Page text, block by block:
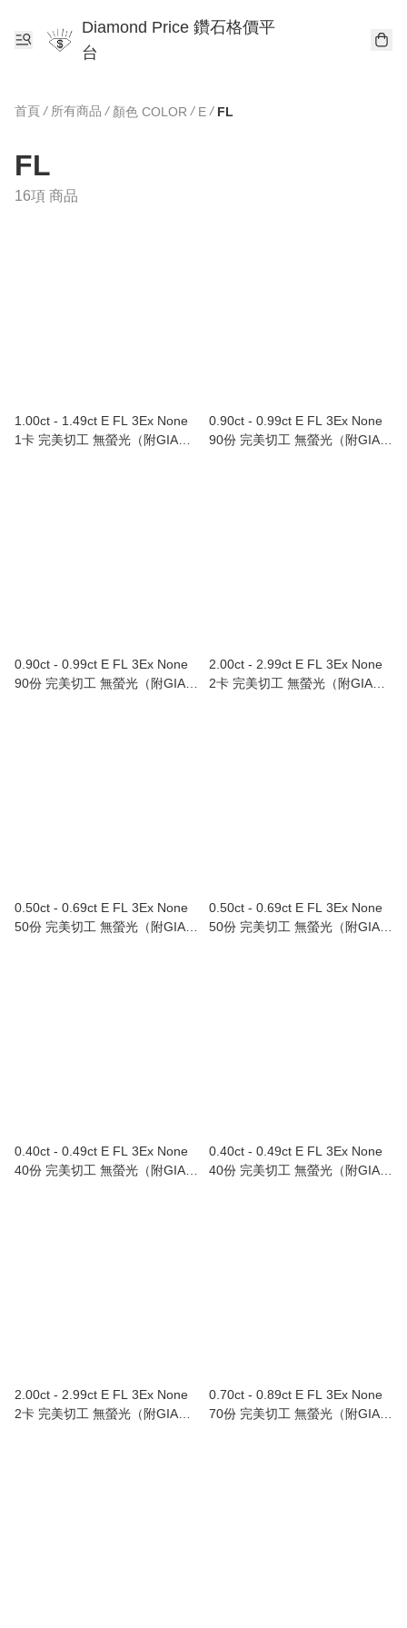
Diamond Price 鑽石格價平
台
首頁 / 所有商品 / 顏色 COLOR / E / FL
FL
16項 商品
1.00ct - 1.49ct E FL 3Ex None
1卡 完美切工 無螢光（附GIA證
0.90ct - 0.99ct E FL 3Ex None
90份 完美切工 無螢光（附GIA證
0.90ct - 0.99ct E FL 3Ex None
90份 完美切工 無螢光（附GIA證
2.00ct - 2.99ct E FL 3Ex None
2卡 完美切工 無螢光（附GIA證
0.50ct - 0.69ct E FL 3Ex None
50份 完美切工 無螢光（附GIA證
0.50ct - 0.69ct E FL 3Ex None
50份 完美切工 無螢光（附GIA證
0.40ct - 0.49ct E FL 3Ex None
40份 完美切工 無螢光（附GIA證
0.40ct - 0.49ct E FL 3Ex None
40份 完美切工 無螢光（附GIA證
2.00ct - 2.99ct E FL 3Ex None
2卡 完美切工 無螢光（附GIA證
0.70ct - 0.89ct E FL 3Ex None
70份 完美切工 無螢光（附GIA證